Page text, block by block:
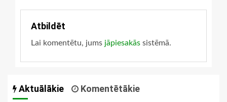
Atbildēt
Lai komentētu, jums jāpiesakās sistēmā.
Aktuālākie Komentētākie